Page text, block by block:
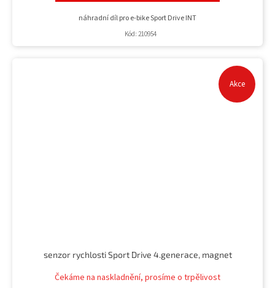
náhradní díl pro e-bike Sport Drive INT
Kód: 210954
Akce
senzor rychlosti Sport Drive 4.generace, magnet
Čekáme na naskladnění, prosíme o trpělivost